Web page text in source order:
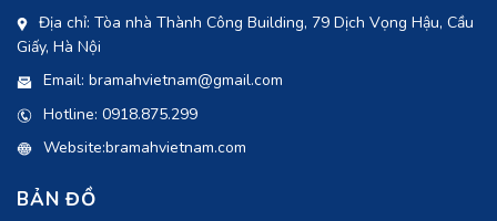
Địa chỉ: Tòa nhà Thành Công Building, 79 Dịch Vọng Hậu, Cầu
Giấy, Hà Nội
Email: bramahvietnam@gmail.com
Hotline: 0918.875.299
Website:bramahvietnam.com
BẢN ĐỒ